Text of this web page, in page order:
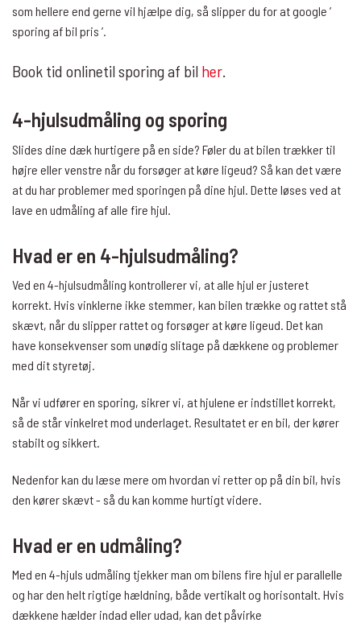
som hellere end gerne vil hjælpe dig, så slipper du for at google ’
sporing af bil pris ’.
Book tid onlinetil sporing af bil her.
4-hjulsudmåling og sporing
Slides dine dæk hurtigere på en side? Føler du at bilen trækker til
højre eller venstre når du forsøger at køre ligeud? Så kan det være
at du har problemer med sporingen på dine hjul. Dette løses ved at
lave en udmåling af alle fire hjul.
Hvad er en 4-hjulsudmåling?
Ved en 4-hjulsudmåling kontrollerer vi, at alle hjul er justeret
korrekt. Hvis vinklerne ikke stemmer, kan bilen trække og rattet stå
skævt, når du slipper rattet og forsøger at køre ligeud. Det kan
have konsekvenser som unødig slitage på dækkene og problemer
med dit styretøj.
Når vi udfører en sporing, sikrer vi, at hjulene er indstillet korrekt,
så de står vinkelret mod underlaget. Resultatet er en bil, der kører
stabilt og sikkert.
Nedenfor kan du læse mere om hvordan vi retter op på din bil, hvis
den kører skævt - så du kan komme hurtigt videre.
Hvad er en udmåling?
Med en 4-hjuls udmåling tjekker man om bilens fire hjul er parallelle
og har den helt rigtige hældning, både vertikalt og horisontalt. Hvis
dækkene hælder indad eller udad, kan det påvirke